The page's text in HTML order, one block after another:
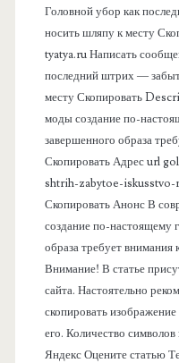
Головной убор как
носить шляпу к месту
tyatya.ru Написать
последний штрих —
месту Скопировать
моды создание по-
завершенного образа
Скопировать Адрес url
shtrih-zabytoe-
Скопировать Анонс В
создание по-настоящему
образа требует внимания
Внимание! В статье
сайта. Настоятельно
скопировать изображение
его. Количество
Яндекс Оцените статью